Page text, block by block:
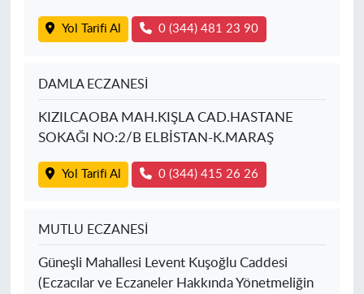
Yol Tarifi Al 0 (344) 481 23 90
DAMLA ECZANESİ
KIZILCAOBA MAH.KIŞLA CAD.HASTANE
SOKAĞI NO:2/B ELBİSTAN-K.MARAŞ
Yol Tarifi Al 0 (344) 415 26 26
MUTLU ECZANESİ
Güneşli Mahallesi Levent Kuşoğlu Caddesi
(Eczacılar ve Eczaneler Hakkında Yönetmeliğin